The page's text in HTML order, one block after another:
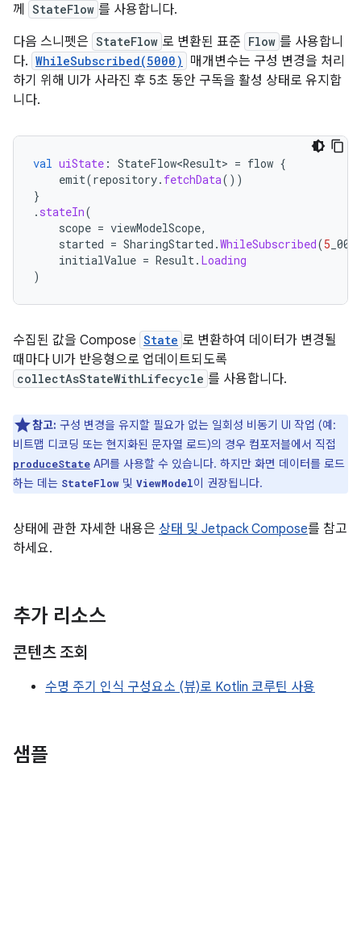
께
StateFlow 를 사용합니다.
다음 스니펫은 StateFlow 로 변환된 표준 Flow 를 사용합니
다. WhileSubscribed(5000)
매개변수는 구성 변경을 처리
하기 위해 UI가 사라진 후 5초 동안 구독을 활성 상태로 유지합
니다.
val uiState : StateFlow<Result> = flow {
emit(repository. fetchData())
}
. stateIn(
scope = viewModelScope,
started = SharingStarted .WhileSubscribed(5 _000
initialValue = Result. Loading
)
수집된 값을 Compose State 로 변환하여 데이터가 변경될
때마다 UI가 반응형으로 업데이트되도록
collectAsStateWithLifecycle 를 사용합니다.
참고: 구성 변경을 유지할 필요가 없는 일회성 비동기 UI 작업 (예:
비트맵 디코딩 또는 현지화된 문자열 로드)의 경우 컴포저블에서 직접
produceState API를 사용할 수 있습니다. 하지만 화면 데이터를 로드
하는 데는 StateFlow 및 ViewModel이 권장됩니다.
상태에 관한 자세한 내용은 상태 및 Jetpack Compose를 참고
하세요.
추가 리소스
콘텐츠 조회
수명 주기 인식 구성요소 (뷰)로 Kotlin 코루틴 사용
샘플